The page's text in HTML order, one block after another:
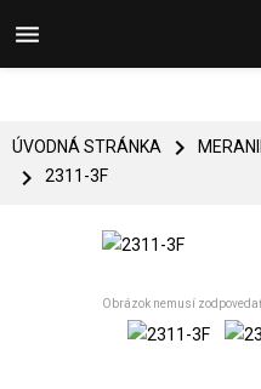

ÚVODNÁ STRÁNKA 
 2311-3F
Obrázok nemusí